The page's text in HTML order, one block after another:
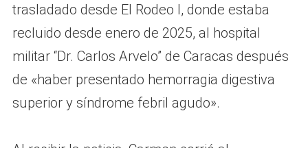
trasladado desde El Rodeo I, donde estaba
recluido desde enero de 2025, al hospital
militar “Dr. Carlos Arvelo” de Caracas después
de «haber presentado hemorragia digestiva
superior y síndrome febril agudo».